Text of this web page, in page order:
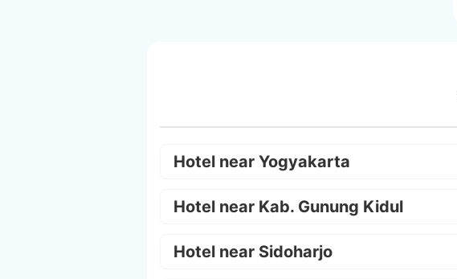
Hotel near Yogyakarta
Hotel near Kab. Gunung Kidul
Hotel near Sidoharjo